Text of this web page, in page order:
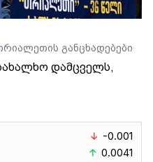
განცხადებები
დამცველს,
-0.001
0.0041